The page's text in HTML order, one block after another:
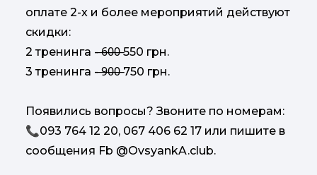
оплате 2-х и более мероприятий действуют
скидки:
2 тренинга - ̶6̶0̶0̶ 550 грн.
3 тренинга - ̶9̶0̶0̶ 750 грн.
Появились вопросы? Звоните по номерам:
📞093 764 12 20, 067 406 62 17 или пишите в
сообщения Fb @OvsyankA.club.